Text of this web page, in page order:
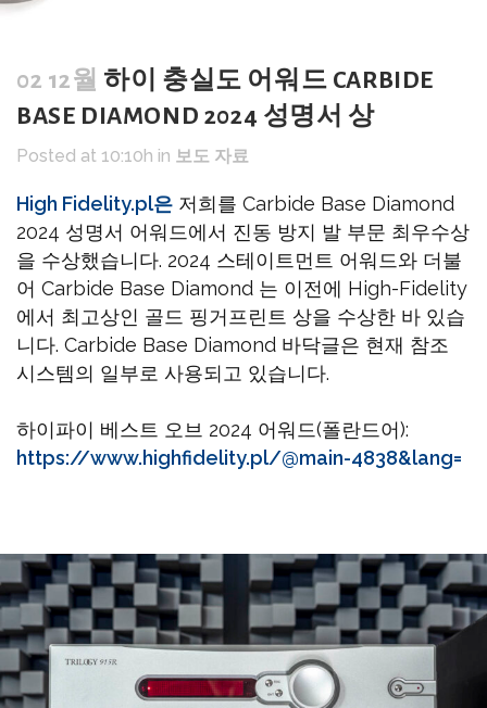
02 12월 하이 충실도 어워드 CARBIDE
BASE DIAMOND 2024 성명서 상
Posted at 10:10h in 보도 자료
High Fidelity.pl은 저희를 Carbide Base Diamond
2024 성명서 어워드에서 진동 방지 발 부문 최우수상
을 수상했습니다. 2024 스테이트먼트 어워드와 더불
어 Carbide Base Diamond 는 이전에 High-Fidelity
에서 최고상인 골드 핑거프린트 상을 수상한 바 있습
니다. Carbide Base Diamond 바닥글은 현재 참조
시스템의 일부로 사용되고 있습니다.
하이파이 베스트 오브 2024 어워드(폴란드어):
https://www.highfidelity.pl/@main-4838&lang=